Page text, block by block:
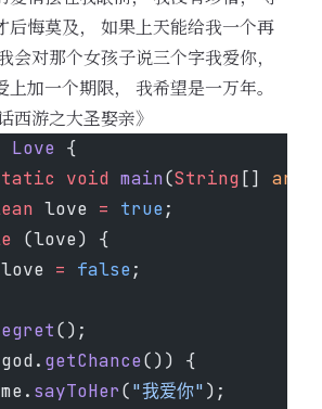
后悔莫及， 如果上天能给我一个再
会对那个女孩子说三个字我爱你，
加一个期限， 我希望是一万年。
西游之大圣娶亲》
Love {
void main(String [] args
love = true;
(love) {
= false;
();
getChance()) {
sayToHer("我爱你");